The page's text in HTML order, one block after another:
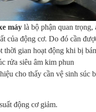
máy là bộ phận quan
của động cơ. Do đó cần
thời gian hoạt động khi bị
rửa siêu âm kim phun
cho thấy cần vệ sinh súc
động cơ giảm.